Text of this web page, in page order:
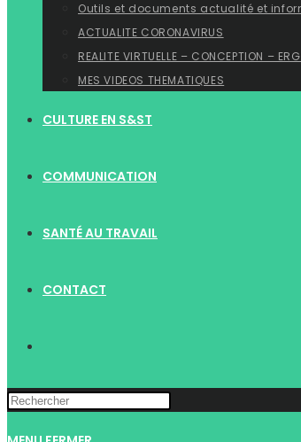
Outils et documents actualité et
ACTUALITE CORONAVIRUS
REALITE VIRTUELLE – CONCEPTION –
MES VIDEOS THEMATIQUES
CULTURE EN S&ST
COMMUNICATION
SANTÉ AU TRAVAIL
CONTACT
WEBSITE